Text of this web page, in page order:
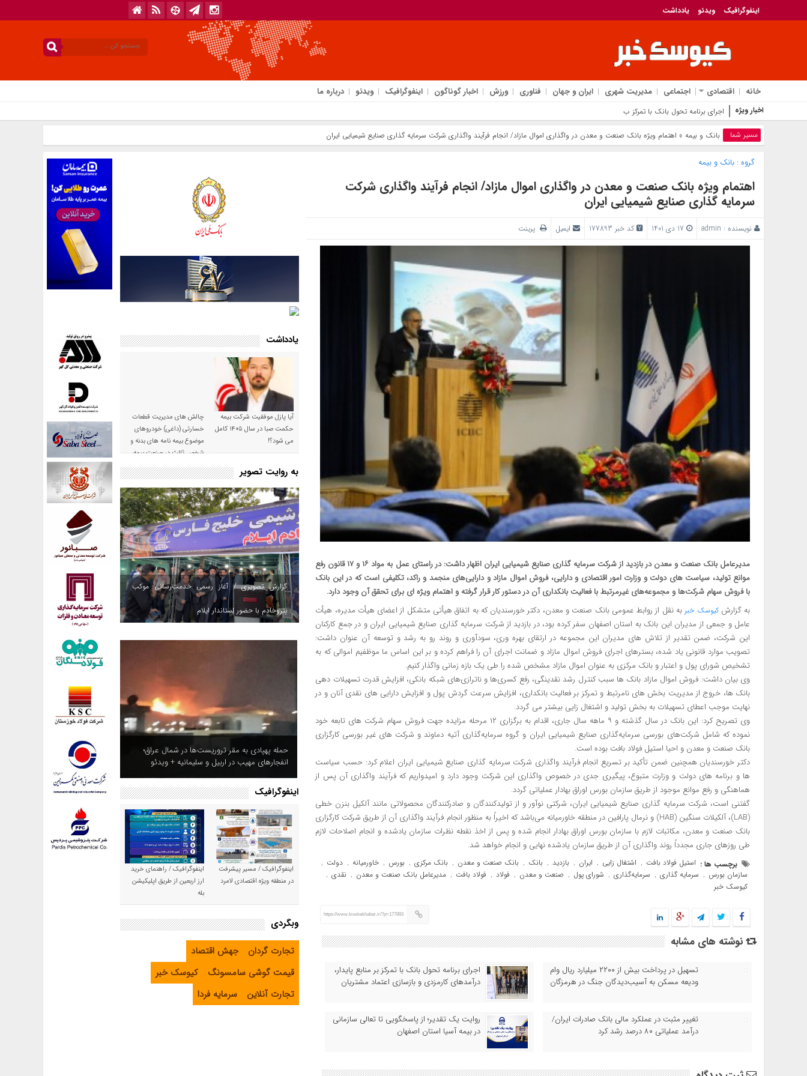
اینفوگرافیک ویدئو یادداشت
خانه اقتصادی اجتماعی مدیریت شهری ایران و جهان فناوری ورزش اخبار گوناگون اینفوگرافیک ویدئو درباره ما
اخبار ویژه اجرای برنامه تحول بانک با تمرکز بر منابع پایدار، درآمدهای
مسیر شما بانک‌ و بیمه » اهتمام ویژه بانک صنعت و معدن در واگذاری اموال مازاد/ انجام فرآیند واگذاری شرکت سرمایه گذاری صنایع شیمیایی ایران
گروه :بانک‌ و بیمه
اهتمام ویژه بانک صنعت و معدن در واگذاری اموال مازاد/ انجام فرآیند واگذاری شرکت
سرمایه گذاری صنایع شیمیایی ایران
نویسنده : admin کد خبر 177893 ایمیل پرینت
مدیرعامل بانک صنعت و معدن در بازدید از شرکت سرمایه گذاری صنایع شیمیایی ایران اظهار داشت: در راستای عمل به مواد ۱۶ و ۱۷ قانون رفع
موانع تولید، سیاست های دولت و وزارت امور اقتصادی و دارایی، فروش اموال مازاد و دارایی‌های منجمد و راکد، تکلیفی است که در این بانک
با فروش سهام شرکت‌ها و مجموعه‌های غیرمرتبط با فعالیت بانکداری آن در دستور کار قرار گرفته و اهتمام ویژه ای برای تحقق آن وجود دارد.
به گزارشکیوسک خبر به نقل از روابط عمومی بانک صنعت و معدن، دکتر خورسندیان که به اتفاق هیأتی متشکل از اعضای هیأت مدیره، هیأت
عامل و جمعی از مدیران این بانک به استان اصفهان سفر کرده بود، در بازدید از شرکت سرمایه گذاری صنایع شیمیایی ایران و در جمع کارکنان
این شرکت، ضمن تقدیر از تلاش های مدیران این مجموعه در ارتقای بهره وری، سودآوری و روند رو به رشد و توسعه آن عنوان داشت:
تصویب موارد قانونی یاد شده، بسترهای اجرای فروش اموال مازاد و ضمانت اجرای آن را فراهم کرده و بر این اساس ما موظفیم اموالی که به
تشخیص شورای پول و اعتبار و بانک مرکزی به عنوان اموال مازاد مشخص شده را طی یک بازه زمانی واگذار کنیم.
وی بیان داشت: فروش اموال مازاد بانک ها سبب کنترل رشد نقدینگی، رفع کسری‌ها و ناترازی‌های شبکه بانکی، افزایش قدرت تسهیلات دهی
بانک ها، خروج از مدیریت بخش های نامرتبط و تمرکز بر فعالیت بانکداری، افزایش سرعت گردش پول و افزایش دارایی های نقدی آنان و در
نهایت موجب اعطای تسهیلات به بخش تولید و اشتغال زایی بیشتر می گردد.
وی تصریح کرد: این بانک در سال گذشته و ۹ ماهه سال جاری، اقدام به برگزاری ۱۲ مرحله مزایده جهت فروش سهام شرکت های تابعه خود
نموده که شامل شرکت‌های بورسی سرمایه‌گذاری صنایع شیمیایی ایران و گروه سرمایه‌گذاری آتیه دماوند و شرکت های غیر بورسی کارگزاری
بانک صنعت و معدن و احیا استیل فولاد بافت بوده است.
دکتر خورسندیان همچنین ضمن تأکید بر تسریع انجام فرآیند واگذاری شرکت سرمایه گذاری صنایع شیمیایی ایران اعلام کرد: حسب سیاست
ها و برنامه های دولت و وزارت متبوع، پیگیری جدی در خصوص واگذاری این شرکت وجود دارد و امیدواریم که فرآیند واگذاری آن پس از
هماهنگی و رفع موانع موجود از طریق سازمان بورس اوراق بهادار عملیاتی گردد.
گفتنی است، شرکت سرمایه گذاری صنایع شیمیایی ایران، شرکتی نوآور و از تولیدکنندگان و صادرکنندگان محصولاتی مانند آلکیل‌ بنزن خطی
(LAB)، آلکیلات سنگین (HAB) و نرمال پارافین در منطقه خاورمیانه می‌باشد که اخیراً به منظور انجام فرآیند واگذاری آن از طریق شرکت کارگزاری
بانک صنعت و معدن، مکاتبات لازم با سازمان بورس اوراق بهادار انجام شده و پس از اخذ نقطه نظرات سازمان یادشده و انجام اصلاحات لازم
طی روزهای جاری مجدداً روند واگذاری آن از طریق سازمان یادشده نهایی و انجام خواهد شد.
برچسب ها : استیل فولاد بافت , اشتغال زایی , ایران , بازدید , بانک , بانک صنعت و معدن , بانک مرکزی , بورس , خاورمیانه , دولت ,
سازمان بورس , سرمایه گذاری , سرمایه‌گذاری , شورای پول , صنعت و معدن , فولاد , فولاد بافت , مدیرعامل بانک صنعت و معدن , نقدی ,
کیوسک خبر
https://www.kioskekhabar.ir/?p=177893
نوشته های مشابه
تسهیل در پرداخت بیش از ۲۲۰۰ میلیارد ریال وام
ودیعه مسکن به آسیب‌دیدگان جنگ در هرمزگان
اجرای برنامه تحول بانک با تمرکز بر منابع پایدار،
درآمدهای کارمزدی و بازسازی اعتماد مشتریان
تغییر مثبت در عملکرد مالی بانک صادرات ایران/
درآمد عملیاتی ۸۰ درصد رشد کرد
روایت یک تقدیر؛ از پاسخگویی تا تعالی سازمانی
در بیمه آسیا استان اصفهان
یادداشت
آیا پازل موفقیت شرکت بیمه
حکمت صبا در سال ۱۴۰۵ کامل
می شود؟!
چالش های مدیریت قطعات
خسارتی (داغی) خودروهای
موضوع بیمه نامه های بدنه و
شخص ثالث در صنعت بیمه
به روایت تصویر
گزارش تصویری / آغاز رسمی خدمت‌رسانی موکب
پتروخادم با حضور استاندار ایلام
حمله پهپادی به مقر تروریست‌ها در شمال عراق؛
انفجارهای مهیب در اربیل و سلیمانیه + ویدئو
اینفوگرافیک
اینفوگرافیک / مسیر پیشرفت
در منطقه ویژه اقتصادی لامرد
اینفوگرافیک / راهنمای خرید
ارز اربعین از طریق اپلیکیشن
بله
وبگردی
تجارت گردان
جهش اقتصاد
قیمت گوشی سامسونگ
کیوسک خبر
تجارت آنلاین
سرمایه فردا